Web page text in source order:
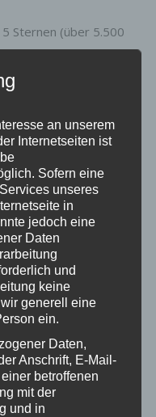
Sternen (über 5.500
Werkstätten für
an unserem
Internetseiten ist
Sofern eine
unseres
in
jedoch eine
Daten
und
keine
generell eine
ein.
Daten,
Anschrift, E-Mail-
betroffenen
mit der
und in